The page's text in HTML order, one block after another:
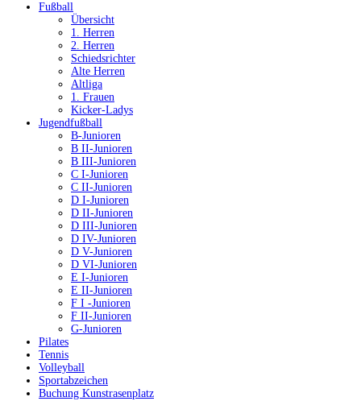
Fußball
Übersicht
1. Herren
2. Herren
Schiedsrichter
Alte Herren
Altliga
1. Frauen
Kicker-Ladys
Jugendfußball
B-Junioren
B II-Junioren
B III-Junioren
C I-Junioren
C II-Junioren
D I-Junioren
D II-Junioren
D III-Junioren
D IV-Junioren
D V-Junioren
D VI-Junioren
E I-Junioren
E II-Junioren
F I -Junioren
F II-Junioren
G-Junioren
Pilates
Tennis
Volleyball
Sportabzeichen
Buchung Kunstrasenplatz